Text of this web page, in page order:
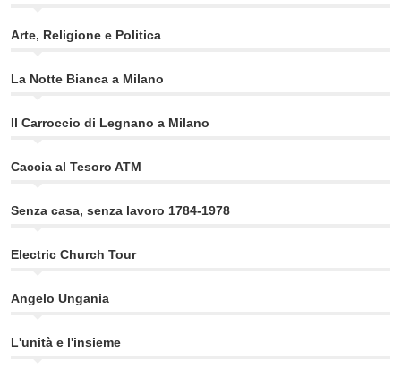
Arte, Religione e Politica
La Notte Bianca a Milano
Il Carroccio di Legnano a Milano
Caccia al Tesoro ATM
Senza casa, senza lavoro 1784-1978
Electric Church Tour
Angelo Ungania
L'unità e l'insieme